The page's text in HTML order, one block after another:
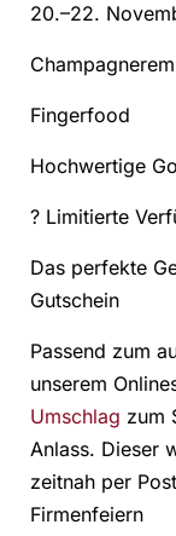
20.–22.
Fingerfood
Hochwertige
? Limitierte
Das perfekte
Gutschein
Passend zum
unserem
Umschlag zum
Anlass. Dieser
zeitnah per
Firmenfeiern